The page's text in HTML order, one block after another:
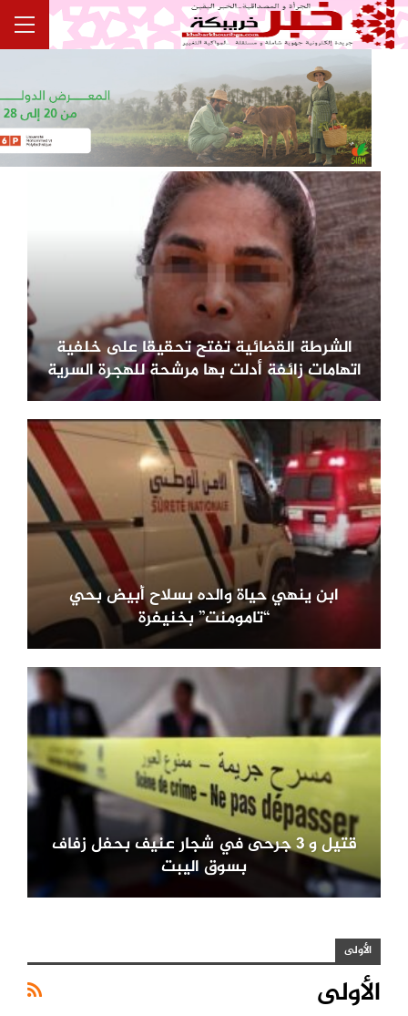
الشرطة القضائية تفتح تحقيقا على خلفية
اتهامات زائفة أدلت بها مرشحة للهجرة السرية
ابن ينهي حياة والده بسلاح أبيض بحي
“تامومنت” بخنيفرة
قتيل و 3 جرحى في شجار عنيف بحفل زفاف
بسوق اليبت
الأولى
الأولى